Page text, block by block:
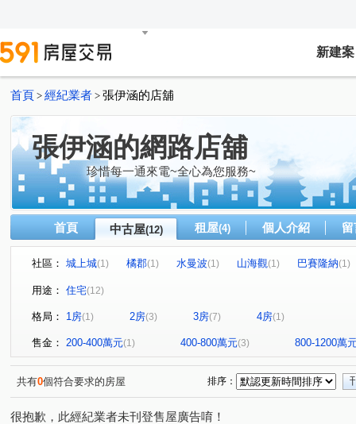
新建案
首頁 > 經紀業者 > 張伊涵的店舖
張伊涵的網路店舖
珍惜每一通來電~全心為您服務~
首頁 中古屋(12) 租屋(4) 個人介紹
社區： 城上城(1) 橘郡(1) 水曼波(1) 山海觀(1) 巴賽隆納(1)
龍騰大地
樂利二街
深溪路
用途： 住宅(12)
格局： 1房(1) 2房(3) 3房(7) 4房(1)
售金： 200-400萬元(1) 400-800萬元(3) 800-1200萬
共有0個符合要求的房屋 排序：
很抱歉，此經紀業者未刊登售屋廣告唷！